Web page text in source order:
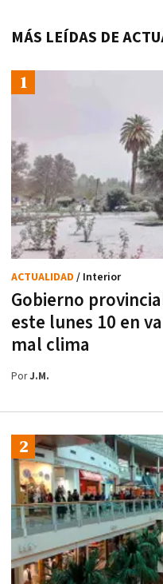
MÁS LEÍDAS DE
Gobierno
este lunes 10 en
mal clima
ACTUALIDAD / Interior
PorJ.M.